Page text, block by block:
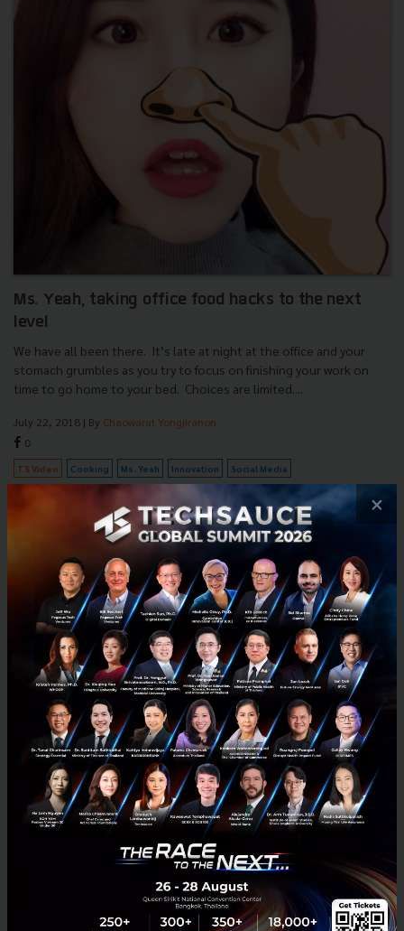
Ms. Yeah, taking office food hacks to the next
level
We have all been there. It’s late at night at the office and your
stomach grumbles as you try to focus on finishing your work on
time to go home to your bed. Choices are limited....
July 22, 2018 | By Chaowarat Yongjiranon
0
TS Video Cooking Ms. Yeah Innovation Social Media
Deep Tech เทคโนโลยีขั้นสูงขับเคลื่อนการเปลี่ยนแปลงโลก ที่ทุก
ภาคส่วนต้องเริ่มตอนนี้
Deep Tech หรือ Deep Technology คำๆนี้เราได้เห็นกันบ่อยมากขึ้นตั้งแต่
ในช่วงปีที่ผ่านมา และในปีนี้ Deep Tech กำลังมีความสำคัญมากขึ้น กล่าวได้
ว่าโลกทุกวันนี้ขับเคลื่อนด้วยเทคโนโลยี ไ...
| ByTechsauce Team
Blockchain Innovation ประเทศไทย 4.0
×